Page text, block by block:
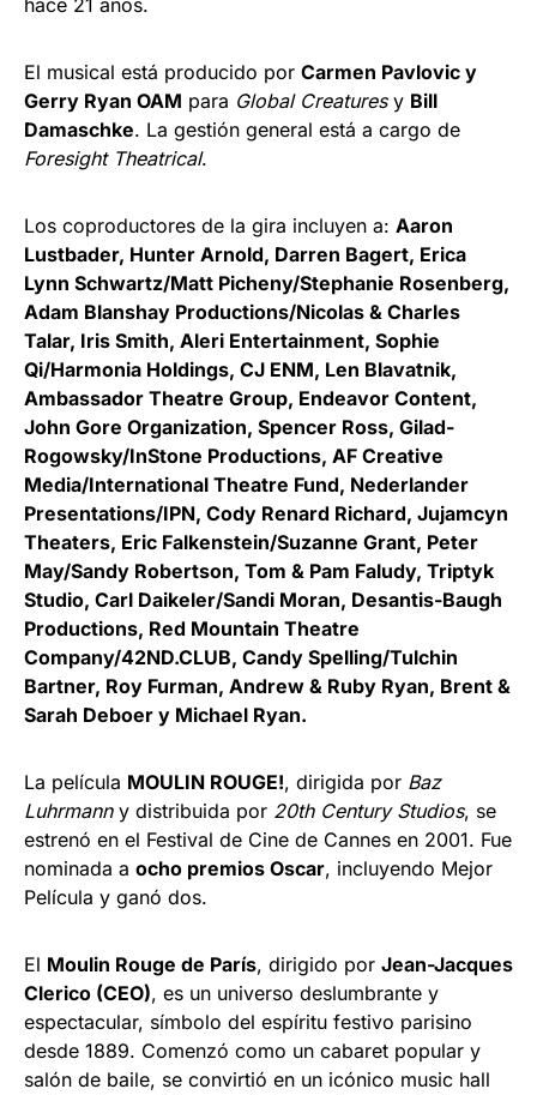
hace 21 años.
El musical está producido por Carmen Pavlovic y
Gerry Ryan OAM para Global Creaturesy Bill
Damaschke. La gestión general está a cargo de
Foresight Theatrical.
Los coproductores de la gira incluyen a: Aaron
Lustbader, Hunter Arnold, Darren Bagert, Erica
Lynn Schwartz/Matt Picheny/Stephanie Rosenberg,
Adam Blanshay Productions/Nicolas & Charles
Talar, Iris Smith, Aleri Entertainment, Sophie
Qi/Harmonia Holdings, CJ ENM, Len Blavatnik,
Ambassador Theatre Group, Endeavor Content,
John Gore Organization, Spencer Ross, Gilad-
Rogowsky/InStone Productions, AF Creative
Media/International Theatre Fund, Nederlander
Presentations/IPN, Cody Renard Richard, Jujamcyn
Theaters, Eric Falkenstein/Suzanne Grant, Peter
May/Sandy Robertson, Tom & Pam Faludy, Triptyk
Studio, Carl Daikeler/Sandi Moran, Desantis-Baugh
Productions, Red Mountain Theatre
Company/42ND.CLUB, Candy Spelling/Tulchin
Bartner, Roy Furman, Andrew & Ruby Ryan, Brent &
Sarah Deboer y Michael Ryan.
La película MOULIN ROUGE!, dirigida por Baz
Luhrmanny distribuida por 20th Century Studios, se
estrenó en el Festival de Cine de Cannes en 2001. Fue
nominada a ocho premios Oscar, incluyendo Mejor
Película y ganó dos.
El Moulin Rouge de París, dirigido por Jean-Jacques
Clerico (CEO), es un universo deslumbrante y
espectacular, símbolo del espíritu festivo parisino
desde 1889. Comenzó como un cabaret popular y
salón de baile, se convirtió en un icónico music hall